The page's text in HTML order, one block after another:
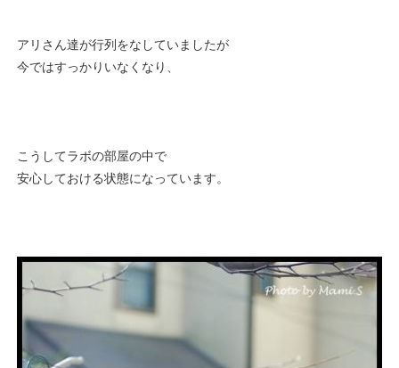
アリさん達が行列をなしていましたが
今ではすっかりいなくなり、
こうしてラボの部屋の中で
安心しておける状態になっています。